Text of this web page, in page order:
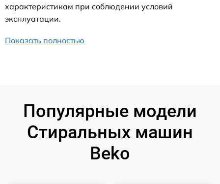
характеристикам при соблюдении условий
эксплуатации.
Показать полностью
Популярные модели
Стиральных машин
Beko